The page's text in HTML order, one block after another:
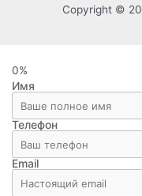
Copyright ©
0%
Имя
Телефон
Email